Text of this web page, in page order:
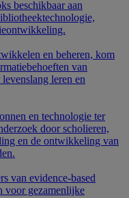
beschikbaar aan
en beheren, kom
van
leren en
en technologie ter
door scholieren,
en de ontwikkeling van
van evidence-based
voor gezamenlijke